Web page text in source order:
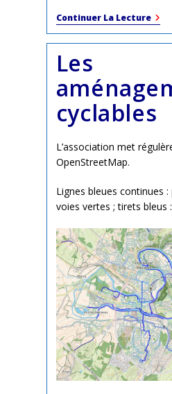
Continuer La LectureNoël
À
La
Les
cyclables
L’association met
OpenStreetMap.
Lignes bleues continues
voies vertes ; tirets bleus